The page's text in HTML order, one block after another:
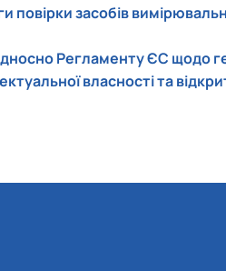
повірки засобів
Регламенту ЄС щодо
власності та